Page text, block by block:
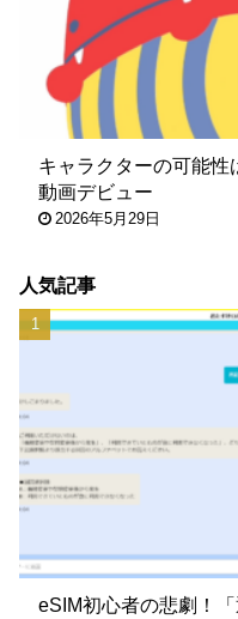
キャラクターの可能性
動画デビュー
2026年5月29日
人気記事
eSIM初心者の悲劇！